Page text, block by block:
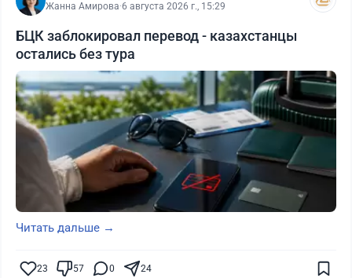
Жанна Амирова·6 августа 2026 г., 15:29
БЦК заблокировал перевод - казахстанцы
остались без тура
Читать дальше →
23 57 0 24